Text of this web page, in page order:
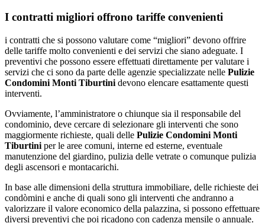
I contratti migliori offrono tariffe convenienti
i contratti che si possono valutare come “migliori” devono offrire
delle tariffe molto convenienti e dei servizi che siano adeguate. I
preventivi che possono essere effettuati direttamente per valutare i
servizi che ci sono da parte delle agenzie specializzate nelle Pulizie
Condomini Monti Tiburtini devono elencare esattamente questi
interventi.
Ovviamente, l’amministratore o chiunque sia il responsabile del
condominio, deve cercare di selezionare gli interventi che sono
maggiormente richieste, quali delle Pulizie Condomini Monti
Tiburtini per le aree comuni, interne ed esterne, eventuale
manutenzione del giardino, pulizia delle vetrate o comunque pulizia
degli ascensori e montacarichi.
In base alle dimensioni della struttura immobiliare, delle richieste dei
condòmini e anche di quali sono gli interventi che andranno a
valorizzare il valore economico della palazzina, si possono effettuare
diversi preventivi che poi ricadono con cadenza mensile o annuale.